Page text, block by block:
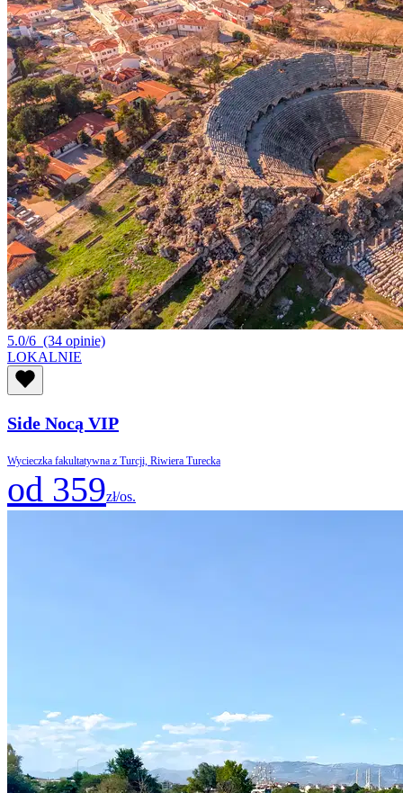
5.0/6 (34 opinie)
LOKALNIE
Side Nocą VIP
Wycieczka fakultatywna z Turcji, Riwiera Turecka
od 359zł/os.